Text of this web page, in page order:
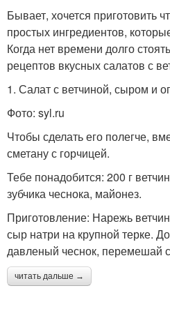
Бывает, хочется приготовить
простых ингредиентов,
Когда нет времени долго
рецептов вкусных салатов с
1. Салат с ветчиной, сыром и
Фото: syl.ru
Чтобы сделать его полегче,
сметану с горчицей.
Тебе понадобится: 200 г
зубчика чеснока, майонез.
Приготовление: Нарежь
сыр натри на крупной терке.
давленый чеснок, перемешай
читать дальше →